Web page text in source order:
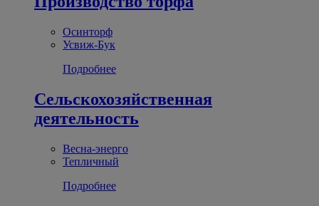
Осинторф
Усвиж-Бук
Подробнее
Сельскохозяйственная
деятельность
Весна-энерго
Тепличный
Подробнее